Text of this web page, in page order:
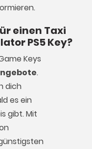
einen Taxi
PS5 Key?
Keys
.
dich
es ein
gibt. Mit